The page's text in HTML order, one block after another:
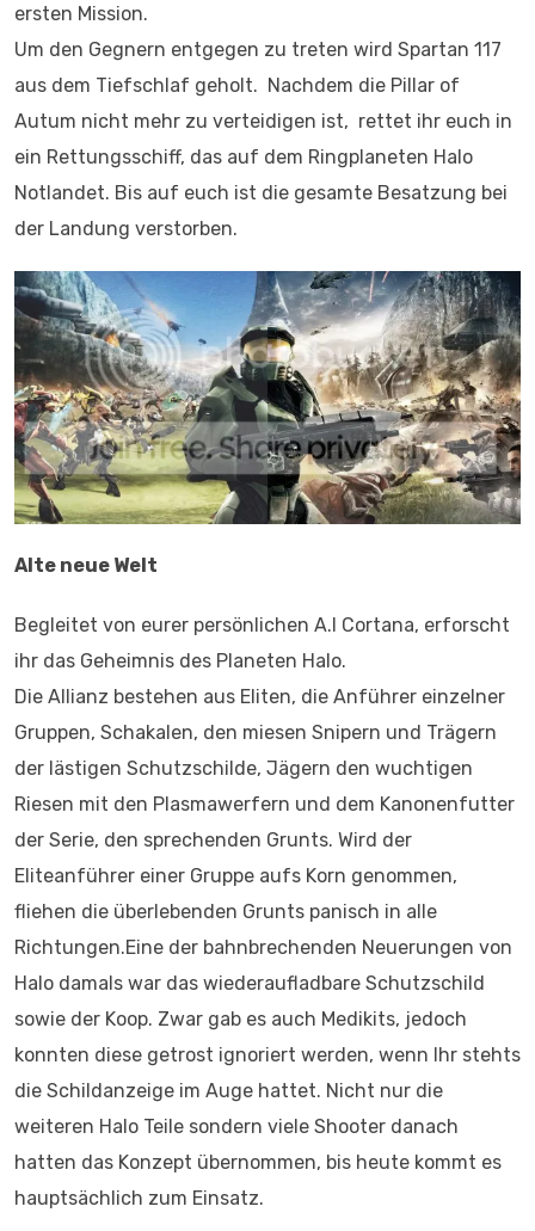
ersten Mission.
Um den Gegnern entgegen zu treten wird Spartan 117
aus dem Tiefschlaf geholt. Nachdem die Pillar of
Autum nicht mehr zu verteidigen ist, rettet ihr euch in
ein Rettungsschiff, das auf dem Ringplaneten Halo
Notlandet. Bis auf euch ist die gesamte Besatzung bei
der Landung verstorben.
Alte neue Welt
Begleitet von eurer persönlichen A.I Cortana, erforscht
ihr das Geheimnis des Planeten Halo.
Die Allianz bestehen aus Eliten, die Anführer einzelner
Gruppen, Schakalen, den miesen Snipern und Trägern
der lästigen Schutzschilde, Jägern den wuchtigen
Riesen mit den Plasmawerfern und dem Kanonenfutter
der Serie, den sprechenden Grunts. Wird der
Eliteanführer einer Gruppe aufs Korn genommen,
fliehen die überlebenden Grunts panisch in alle
Richtungen.Eine der bahnbrechenden Neuerungen von
Halo damals war das wiederaufladbare Schutzschild
sowie der Koop. Zwar gab es auch Medikits, jedoch
konnten diese getrost ignoriert werden, wenn Ihr stehts
die Schildanzeige im Auge hattet. Nicht nur die
weiteren Halo Teile sondern viele Shooter danach
hatten das Konzept übernommen, bis heute kommt es
hauptsächlich zum Einsatz.